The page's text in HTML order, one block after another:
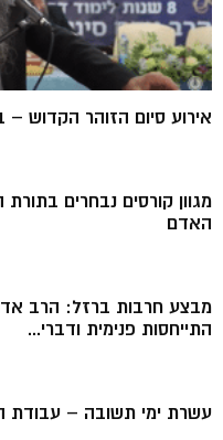
אירוע סיום הזוהר הקדוש
מגוון קורסים נבחרים
האדם
מבצע חרבות ברזל: הרב
התייחסות פנימית ודברי...
עשרת ימי תשובה – עבודת